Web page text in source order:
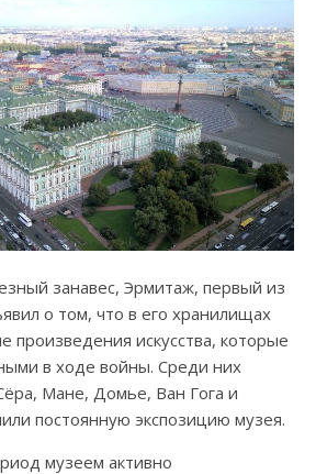
занавес, Эрмитаж, первый из
о том, что в его хранилищах
произведения искусства, которые
в ходе войны. Среди них
Мане, Домье, Ван Гога и
постоянную экспозицию музея.
музеем активно